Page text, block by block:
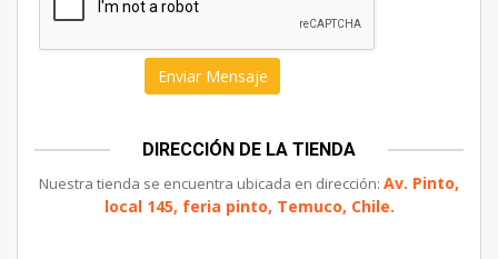
DIRECCIÓN DE LA TIENDA
Nuestra tienda se encuentra ubicada en dirección: Av. Pinto,
local 145, feria pinto, Temuco, Chile.